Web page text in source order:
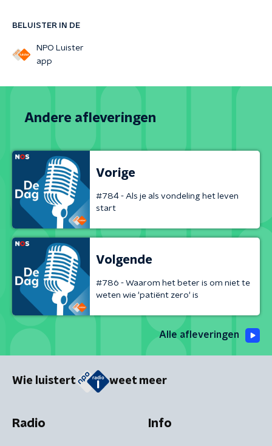
BELUISTER IN DE
NPO Luister
app
Andere afleveringen
Vorige
#784 - Als je als vondeling het leven
start
Volgende
#786 - Waarom het beter is om niet te
weten wie 'patiënt zero' is
Alle afleveringen
Wie luistert weet meer
Radio Info